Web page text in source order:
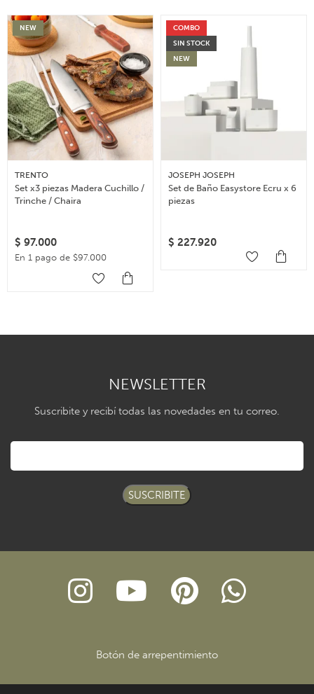
NEW
TRENTO
Set x3 piezas Madera Cuchillo /
Trinche / Chaira
$ 97.000
En 1 pago de $97.000
COMBO
SIN STOCK
NEW
JOSEPH JOSEPH
Set de Baño Easystore Ecru x 6
piezas
$ 227.920
NEWSLETTER
Suscribite y recibí todas las novedades en tu correo.
SUSCRIBITE
Botón de arrepentimiento